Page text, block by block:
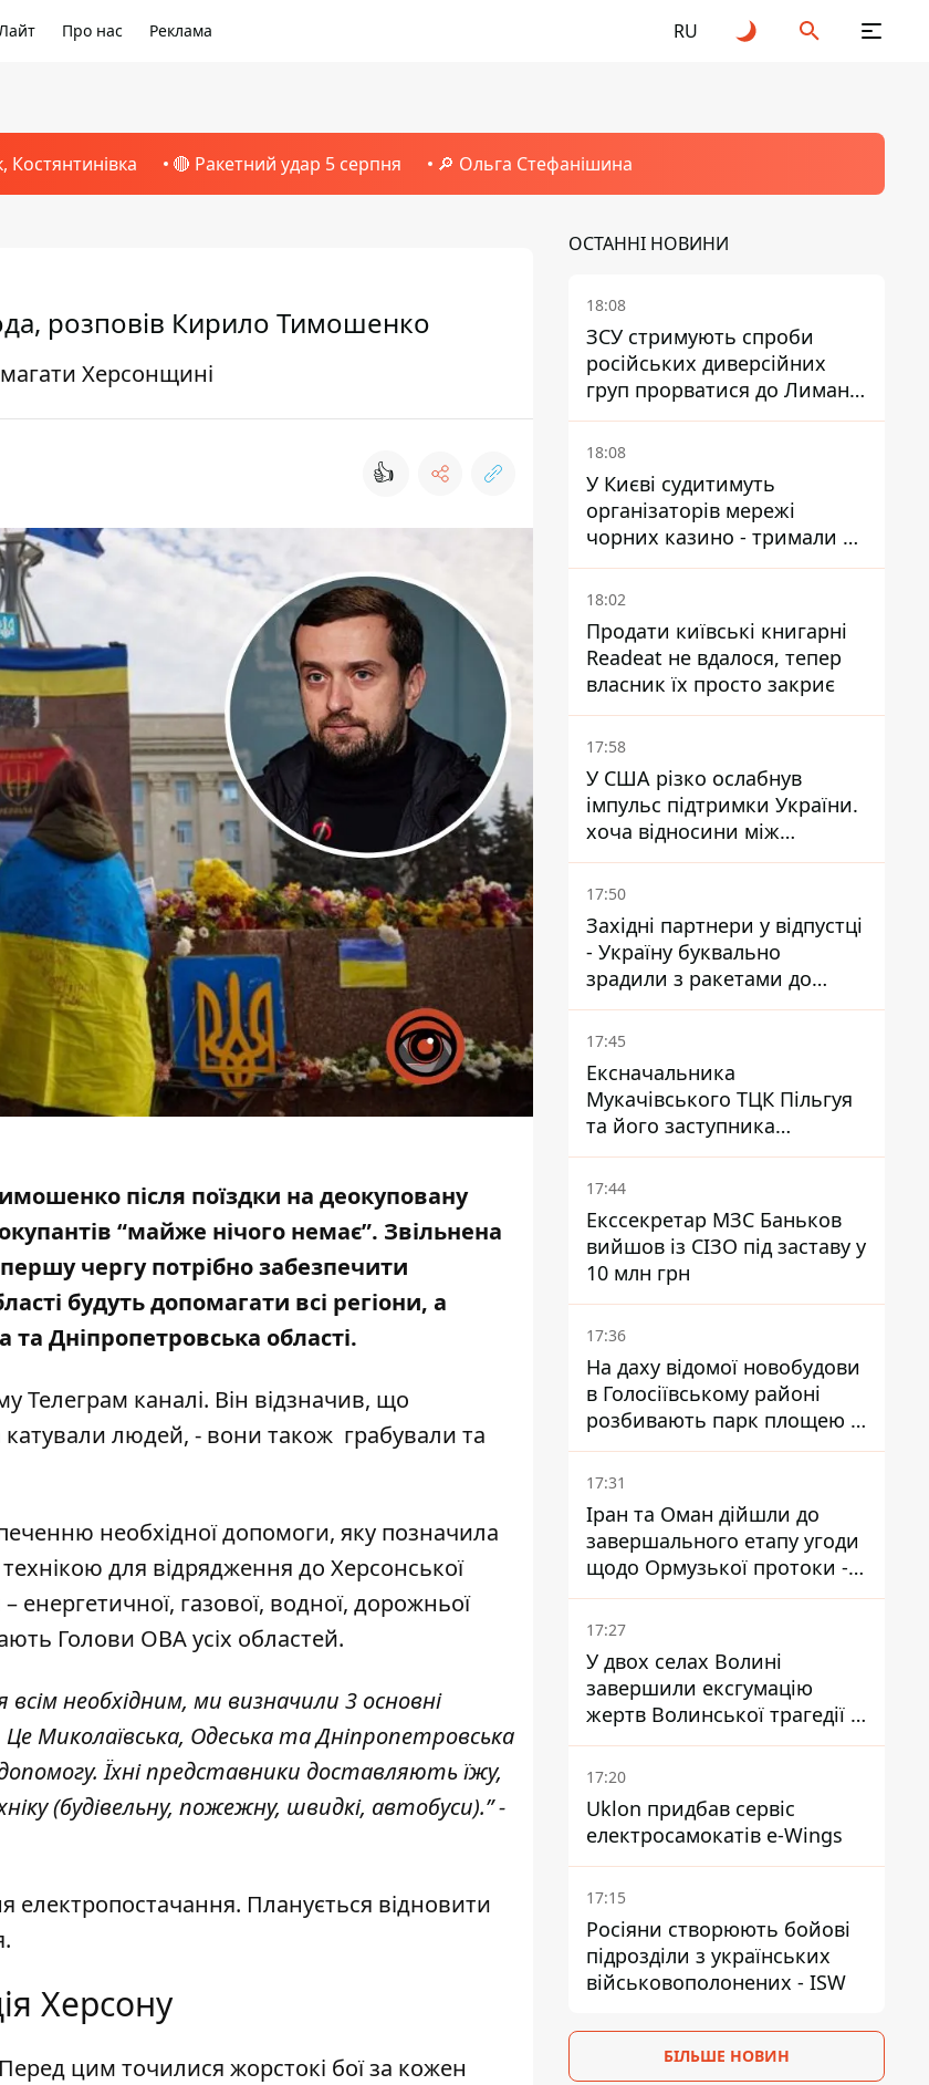
Про нас Реклама RU
🔴 Ракетний удар 5 серпня 🔎 Ольга Стефанішина
розповів Кирило Тимошенко
Херсонщині
👍
після поїздки на деокуповану
“майже нічого немає”. Звільнена
чергупотрібно забезпечити
будуть допомагати всі регіони, а
Дніпропетровська області.
Телеграм каналі. Він відзначив, що
людей, - вони також грабували та
необхідної допомоги, яку позначила
для відрядження до Херсонської
енергетичної, газової, водної, дорожньої
Голови ОВА усіх областей.
необхідним, ми визначили 3 основні
Миколаївська, Одеська та Дніпропетровська
Їхні представники доставляють їжу,
(будівельну, пожежну, швидкі, автобуси).” -
Планується відновити
Херсону
цим точилися жорстокі бої за кожен
ОСТАННІ НОВИНИ
18:08
ЗСУ стримують спроби
російських диверсійних
груп прорватися до Лимана
- Трегубов
18:08
У Києві судитимуть
організаторів мережі
чорних казино - тримали 39
закладів
18:02
Продати київські книгарні
Readeat не вдалося, тепер
власник їх просто закриє
17:58
У США різко ослабнув
імпульс підтримки України.
хоча відносини між
Зеленським і Трампом
донедавна покращувалися -
The Atlantic
17:50
Західні партнери у відпустці
- Україну буквально
зрадили з ракетами до
Patriot - експерт Мусієнко
17:45
Ексначальника
Мукачівського ТЦК Пільгуя
та його заступника
відправили в СІЗО без
права застави – журналіст
17:44
Екссекретар МЗС Баньков
вийшов із СІЗО під заставу у
10 млн грн
17:36
На даху відомої новобудови
в Голосіївському районі
розбивають парк площею в
гектар
17:31
Іран та Оман дійшли до
завершального етапу угоди
щодо Ормузької протоки -
укладення залежить від
зняття блокади США
17:27
У двох селах Волині
завершили ексгумацію
жертв Волинської трагедії -
знайшли останки 54 поляків
17:20
Uklon придбав сервіс
електросамокатів e-Wings
17:15
Росіяни створюють бойові
підрозділи з українських
військовополонених - ISW
БІЛЬШЕ НОВИН